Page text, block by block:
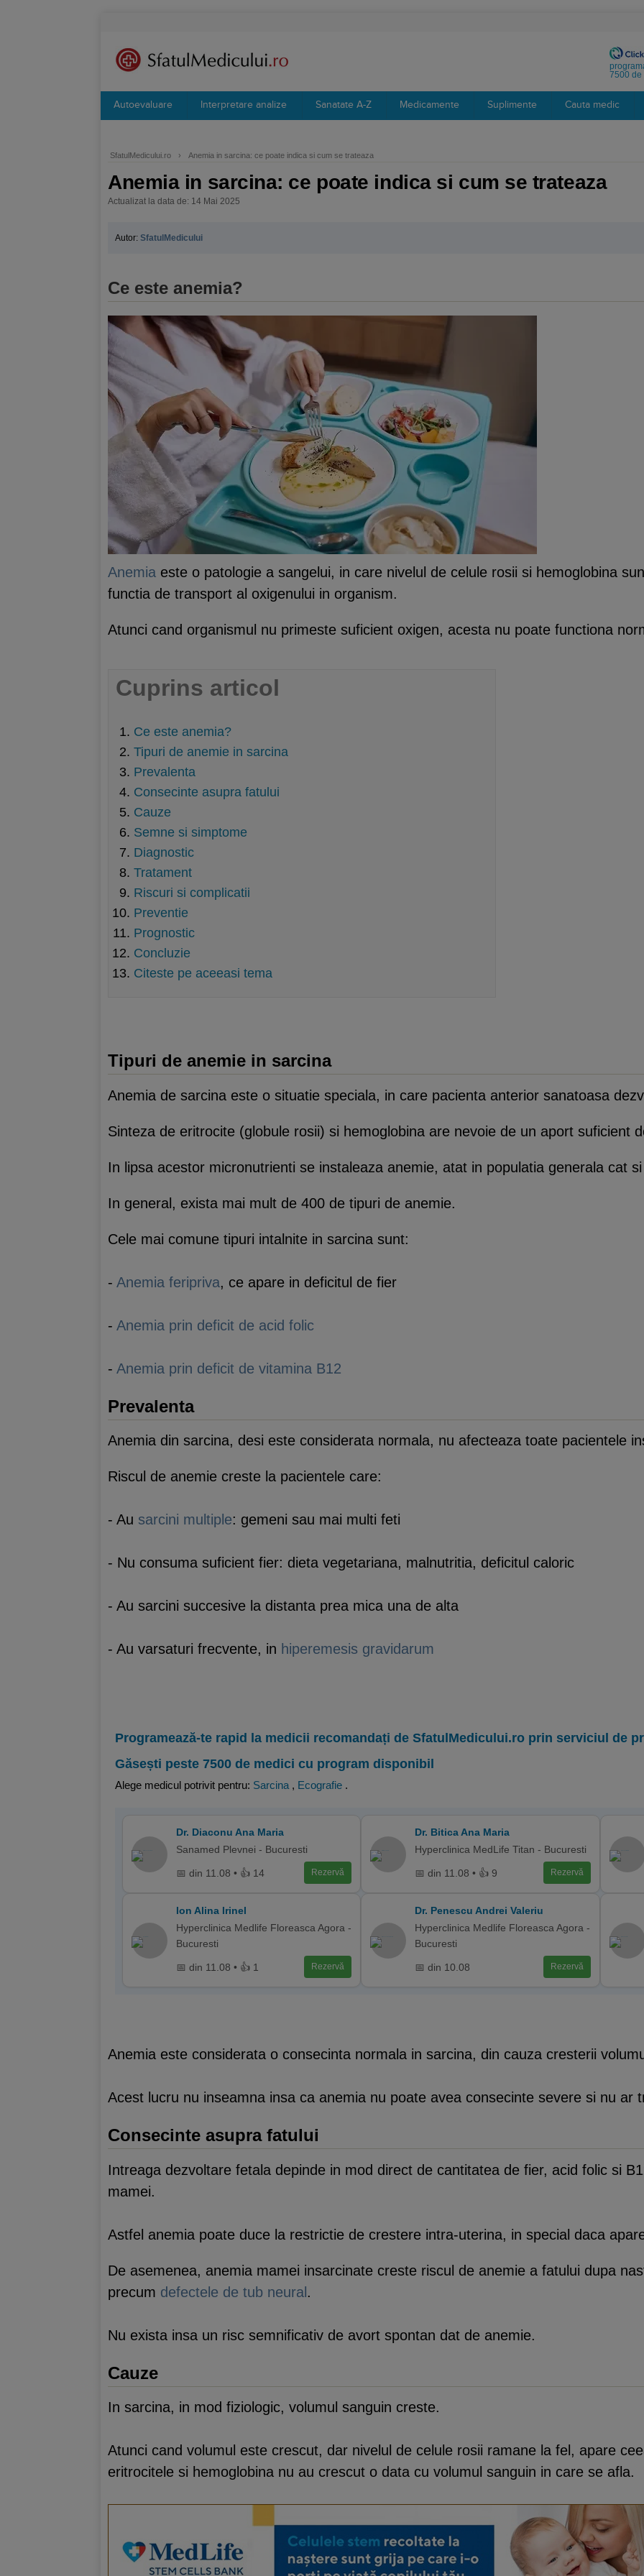
7500 de
Autoevaluare Interpretare analize Sanatate A-Z Medicamente Suplimente Cauta medic
SfatulMedicului.ro › Anemia in sarcina: ce poate indica si cum se trateaza
Anemia in sarcina: ce poate indica si cum se trateaza
Actualizat la data de: 14 Mai 2025
Autor: SfatulMedicului
Ce este anemia?
Anemia este o patologie a sangelui, in care nivelul de celule rosii si hemoglobina
functia de transport al oxigenului in organism.
Atunci cand organismul nu primeste suficient oxigen, acesta nu poate functiona
Cuprins articol
Ce este anemia?
Tipuri de anemie in sarcina
Prevalenta
Consecinte asupra fatului
Cauze
Semne si simptome
Diagnostic
Tratament
Riscuri si complicatii
Preventie
Prognostic
Concluzie
Citeste pe aceeasi tema
Tipuri de anemie in sarcina
Anemia de sarcina este o situatie speciala, in care pacienta anterior sanatoasa
Sinteza de eritrocite (globule rosii) si hemoglobina are nevoie de un aport suficient
In lipsa acestor micronutrienti se instaleaza anemie, atat in populatia generala cat
In general, exista mai mult de 400 de tipuri de anemie.
Cele mai comune tipuri intalnite in sarcina sunt:
- Anemia feripriva, ce apare in deficitul de fier
- Anemia prin deficit de acid folic
- Anemia prin deficit de vitamina B12
Prevalenta
Anemia din sarcina, desi este considerata normala, nu afecteaza toate pacientele
Riscul de anemie creste la pacientele care:
- Au sarcini multiple: gemeni sau mai multi feti
- Nu consuma suficient fier: dieta vegetariana, malnutritia, deficitul caloric
- Au sarcini succesive la distanta prea mica una de alta
- Au varsaturi frecvente, in hiperemesis gravidarum
Programează-te rapid la medicii recomandați de SfatulMedicului.ro prin serviciul de
Găsești peste 7500 de medici cu program disponibil
Alege medicul potrivit pentru: Sarcina , Ecografie .
Dr. Diaconu Ana Maria
Sanamed Plevnei - Bucuresti
📅 din 11.08 • 👍 14 Rezervă
Dr. Bitica Ana Maria
Hyperclinica MedLife Titan - Bucuresti
📅 din 11.08 • 👍 9 Rezervă
Ion Alina Irinel
Hyperclinica Medlife Floreasca Agora -
Bucuresti
📅 din 11.08 • 👍 1 Rezervă
Dr. Penescu Andrei Valeriu
Hyperclinica Medlife Floreasca Agora -
Bucuresti
📅 din 10.08 Rezervă
Anemia este considerata o consecinta normala in sarcina, din cauza cresterii
Acest lucru nu inseamna insa ca anemia nu poate avea consecinte severe si nu ar
Consecinte asupra fatului
Intreaga dezvoltare fetala depinde in mod direct de cantitatea de fier, acid folic si
mamei.
Astfel anemia poate duce la restrictie de crestere intra-uterina, in special daca
De asemenea, anemia mamei insarcinate creste riscul de anemie a fatului dupa
precum defectele de tub neural.
Nu exista insa un risc semnificativ de avort spontan dat de anemie.
Cauze
In sarcina, in mod fiziologic, volumul sanguin creste.
Atunci cand volumul este crescut, dar nivelul de celule rosii ramane la fel, apare
eritrocitele si hemoglobina nu au crescut o data cu volumul sanguin in care se afla.